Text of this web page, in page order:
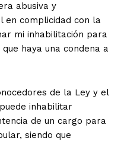
abusiva y
en complicidad con la
mi inhabilitación para
haya una condena a
de la Ley y el
inhabilitar
de un cargo para
siendo que